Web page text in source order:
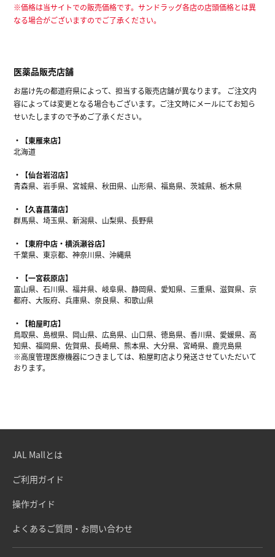
※価格は当サイトでの販売価格です。サンドラッグ各店の店頭価格とは異
なる場合がございますのでご了承ください。
医薬品販売店舗
お届け先の都道府県によって、担当する販売店舗が異なります。 ご注文内
容によっては変更となる場合もございます。ご注文時にメールにてお知ら
せいたしますので予めご了承ください。
【東雁来店】
北海道
【仙台岩沼店】
青森県、岩手県、宮城県、秋田県、山形県、福島県、茨城県、栃木県
【久喜菖蒲店】
群馬県、埼玉県、新潟県、山梨県、長野県
【東府中店・横浜瀬谷店】
千葉県、東京都、神奈川県、沖縄県
【一宮萩原店】
富山県、石川県、福井県、岐阜県、静岡県、愛知県、三重県、滋賀県、京
都府、大阪府、兵庫県、奈良県、和歌山県
【粕屋町店】
鳥取県、島根県、岡山県、広島県、山口県、徳島県、香川県、愛媛県、高
知県、福岡県、佐賀県、長崎県、熊本県、大分県、宮崎県、鹿児島県
※高度管理医療機器につきましては、粕屋町店より発送させていただいて
おります。
JAL Mallとは
ご利用ガイド
操作ガイド
よくあるご質問・お問い合わせ